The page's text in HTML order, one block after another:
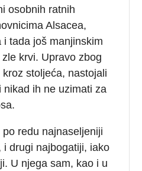
osobnih ratnih
Alsacea,
tada još manjinskim
krvi. Upravo zbog
stoljeća, nastojali
ih ne uzimati za
redu najnaseljeniji
drugi najbogatiji, iako
U njega sam, kao i u